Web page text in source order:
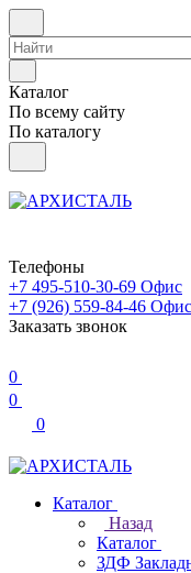
Каталог
По всему сайту
По каталогу
Телефоны
+7 495-510-30-69 Офис
+7 (926) 559-84-46 Офис
Заказать звонок
0
0
0
Каталог
Назад
Каталог
ЗДФ